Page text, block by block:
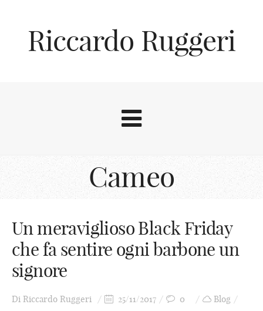
Riccardo Ruggeri
Cameo
Un meraviglioso Black Friday
che fa sentire ogni barbone un
signore
Di Riccardo Ruggeri 25/11/2017 0
Blog